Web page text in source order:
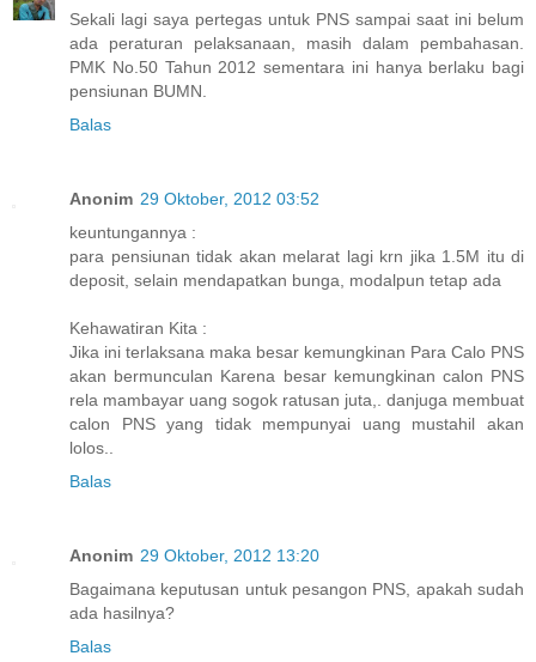
Sekali lagi saya pertegas untuk PNS sampai saat ini belum
ada peraturan pelaksanaan, masih dalam pembahasan.
PMK No.50 Tahun 2012 sementara ini hanya berlaku bagi
pensiunan BUMN.
Balas
Anonim 29 Oktober, 2012 03:52
keuntungannya :
para pensiunan tidak akan melarat lagi krn jika 1.5M itu di
deposit, selain mendapatkan bunga, modalpun tetap ada
Kehawatiran Kita :
Jika ini terlaksana maka besar kemungkinan Para Calo PNS
akan bermunculan Karena besar kemungkinan calon PNS
rela mambayar uang sogok ratusan juta,. danjuga membuat
calon PNS yang tidak mempunyai uang mustahil akan
lolos..
Balas
Anonim 29 Oktober, 2012 13:20
Bagaimana keputusan untuk pesangon PNS, apakah sudah
ada hasilnya?
Balas